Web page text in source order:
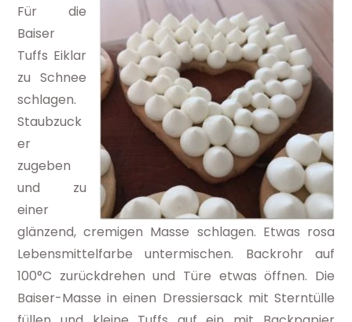
Für die
Baiser
Tuffs Eiklar
zu Schnee
schlagen.
Staubzuck
er
zugeben
und zu
einer
glänzend, cremigen Masse schlagen. Etwas rosa
Lebensmittelfarbe untermischen. Backrohr auf
100°C zurückdrehen und Türe etwas öffnen. Die
Baiser-Masse in einen Dressiersack mit Sterntülle